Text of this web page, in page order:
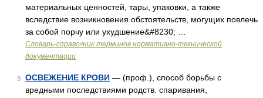
материальных ценностей, тары, упаковки, а также
вследствие возникновения обстоятельств, могущих повлечь
за собой порчу или ухудшение&#8230; …
Словарь-справочник терминов нормативно-технической
документации
9 ОСВЕЖЕНИЕ КРОВИ — (проф.), способ борьбы с
вредными последствиями родств. спаривания,